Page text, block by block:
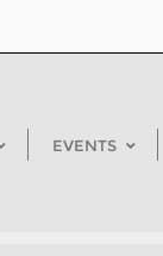
EVENTS